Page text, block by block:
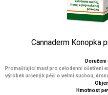
Cannaderm Konopka
Doručení
Promašťující mast pro celodenní ošetření
výrobek určený k péči o velmi suchou,
Hmotnosť